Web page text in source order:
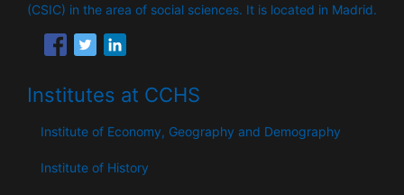
(CSIC) in the area of ​​social sciences. It is located in Madrid.
Institutes at CCHS
Institute of Economy, Geography and Demography
Institute of History